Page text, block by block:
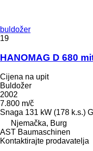
buldožer
19
HANOMAG D 680
Cijena na upit
Buldožer
2002
7.800 m/č
Snaga 131 kW (178 k.s.)
Njemačka, Burg
AST Baumaschinen
Kontaktirajte prodavatelja